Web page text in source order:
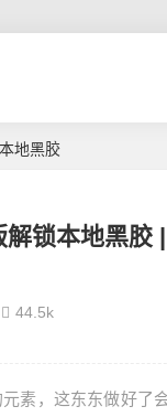
地黑胶
锁本地黑胶
44.5k
素，这东东做好了